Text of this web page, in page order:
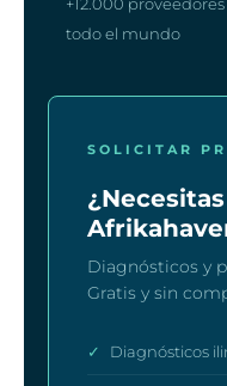
todo el mundo
SOLICITAR
Diagnósticos y
Gratis y sin
✓ Diagnósticos